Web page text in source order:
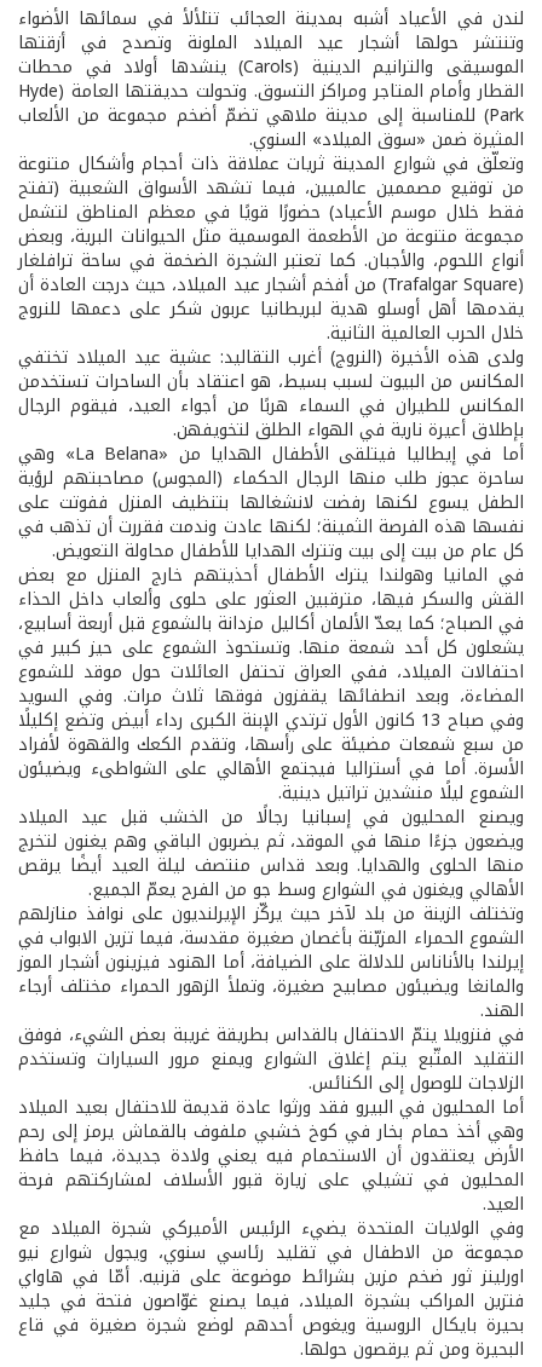
لندن في الأعياد أشبه بمدينة العجائب تتلألأ في سمائها الأضواء
وتنتشر حولها أشجار عيد الميلاد الملونة وتصدح في أزقتها
الموسيقى والترانيم الدينية (Carols) ينشدها أولاد في محطات
القطار وأمام المتاجر ومراكز التسوق. وتحولت حديقتها العامة (Hyde
Park) للمناسبة إلى مدينة ملاهي تضمّ أضخم مجموعة من الألعاب
المثيرة ضمن «سوق الميلاد» السنوي.
وتعلّق في شوارع المدينة ثريات عملاقة ذات أحجام وأشكال متنوعة
من توقيع مصممين عالميين، فيما تشهد الأسواق الشعبية (تفتح
فقط خلال موسم الأعياد) حضورًا قويًا في معظم المناطق لتشمل
مجموعة متنوعة من الأطعمة الموسمية مثل الحيوانات البرية، وبعض
أنواع اللحوم، والأجبان. كما تعتبر الشجرة الضخمة في ساحة ترافلغار
(Trafalgar Square) من أفخم أشجار عيد الميلاد، حيث درجت العادة أن
يقدمها أهل أوسلو هدية لبريطانيا عربون شكر على دعمها للنروج
خلال الحرب العالمية الثانية.
ولدى هذه الأخيرة (النروج) أغرب التقاليد: عشية عيد الميلاد تختفي
المكانس من البيوت لسبب بسيط، هو اعتقاد بأن الساحرات تستخدمن
المكانس للطيران في السماء هربًا من أجواء العيد، فيقوم الرجال
بإطلاق أعيرة نارية في الهواء الطلق لتخويفهن.
أما في إيطاليا فيتلقى الأطفال الهدايا من «La Belana» وهي
ساحرة عجوز طلب منها الرجال الحكماء (المجوس) مصاحبتهم لرؤية
الطفل يسوع لكنها رفضت لانشغالها بتنظيف المنزل ففوتت على
نفسها هذه الفرصة الثمينة؛ لكنها عادت وندمت فقررت أن تذهب في
كل عام من بيت إلى بيت وتترك الهدايا للأطفال محاولة التعويض.
في المانيا وهولندا يترك الأطفال أحذيتهم خارج المنزل مع بعض
القش والسكر فيها، مترقبين العثور على حلوى وألعاب داخل الحذاء
في الصباح؛ كما يعدّ الألمان أكاليل مزدانة بالشموع قبل أربعة أسابيع،
يشعلون كل أحد شمعة منها. وتستحوذ الشموع على حيز كبير في
احتفالات الميلاد، ففي العراق تحتفل العائلات حول موقد للشموع
المضاءة، وبعد انطفائها يقفزون فوقها ثلاث مرات. وفي السويد
وفي صباح 13 كانون الأول ترتدي الإبنة الكبرى رداء أبيض وتضع إكليلًا
من سبع شمعات مضيئة على رأسها، وتقدم الكعك والقهوة لأفراد
الأسرة. أما في أستراليا فيجتمع الأهالي على الشواطىء ويضيئون
الشموع ليلًا منشدين تراتيل دينية.
ويصنع المحليون في إسبانيا رجالًا من الخشب قبل عيد الميلاد
ويضعون جزءًا منها في الموقد، ثم يضربون الباقي وهم يغنون لتخرج
منها الحلوى والهدايا. وبعد قداس منتصف ليلة العيد أيضًا يرقص
الأهالي ويغنون في الشوارع وسط جو من الفرح يعمّ الجميع.
وتختلف الزينة من بلد لآخر حيث يركّز الإيرلنديون على نوافذ منازلهم
الشموع الحمراء المزيّنة بأغصان صغيرة مقدسة، فيما تزين الابواب في
إيرلندا بالأناناس للدلالة على الضيافة، أما الهنود فيزينون أشجار الموز
والمانغا ويضيئون مصابيح صغيرة، وتملأ الزهور الحمراء مختلف أرجاء
الهند.
في فنزويلا يتمّ الاحتفال بالقداس بطريقة غريبة بعض الشيء، فوفق
التقليد المتّبع يتم إغلاق الشوارع ويمنع مرور السيارات وتستخدم
الزلاجات للوصول إلى الكنائس.
أما المحليون في البيرو فقد ورثوا عادة قديمة للاحتفال بعيد الميلاد
وهي أخذ حمام بخار في كوخ خشبي ملفوف بالقماش يرمز إلى رحم
الأرض يعتقدون أن الاستحمام فيه يعني ولادة جديدة، فيما حافظ
المحليون في تشيلي على زيارة قبور الأسلاف لمشاركتهم فرحة
العيد.
وفي الولايات المتحدة يضيء الرئيس الأميركي شجرة الميلاد مع
مجموعة من الاطفال في تقليد رئاسي سنوي، ويجول شوارع نيو
اورلينز ثور ضخم مزين بشرائط موضوعة على قرنيه. أمّا في هاواي
فتزين المراكب بشجرة الميلاد، فيما يصنع غوّاصون فتحة في جليد
بحيرة بايكال الروسية ويغوص أحدهم لوضع شجرة صغيرة في قاع
البحيرة ومن ثم يرقصون حولها.